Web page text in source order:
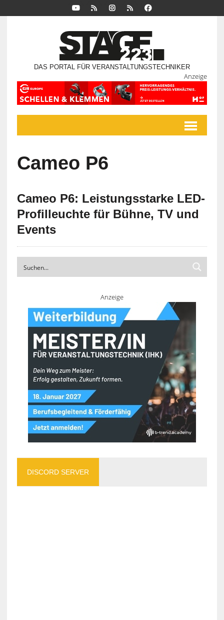
DAS PORTAL FÜR VERANSTALTUNGSTECHNIKER
Anzeige
Cameo P6
Cameo P6: Leistungsstarke LED-
Profilleuchte für Bühne, TV und
Events
Anzeige
DISCORD SERVER